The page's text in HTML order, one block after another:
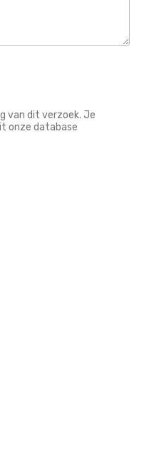
van dit verzoek. Je
onze database